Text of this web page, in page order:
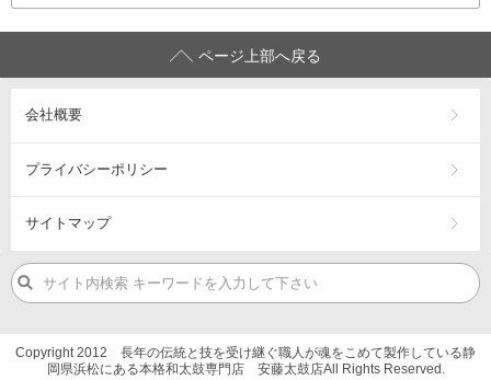
ページ上部へ戻る
会社概要
プライバシーポリシー
サイトマップ
Copyright 2012 長年の伝統と技を受け継ぐ職人が魂をこめて製作している静
岡県浜松にある本格和太鼓専門店 安藤太鼓店All Rights Reserved.